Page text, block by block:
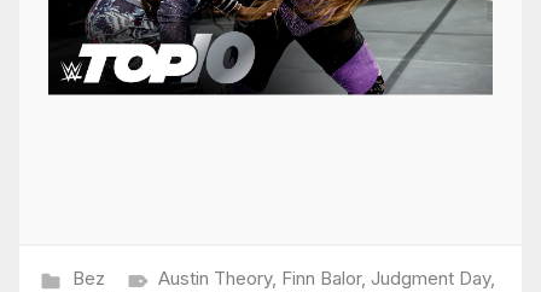
Bez
Austin Theory, Finn Balor,Judgment Day,